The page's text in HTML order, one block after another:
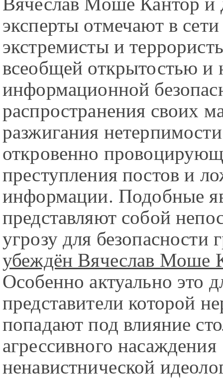
эксперты отмечают в
экстремисты и
всеобщей открытостью и
информационной
распространения своих
разжигания
откровенно
преступления постов и
информации. Подобные
представляют собой
угрозу для безопасности
убеждён Вячеслав Моше
Особенно актуально это
представители которой
попадают под влияние
агрессивного насаждения
ненавистнической